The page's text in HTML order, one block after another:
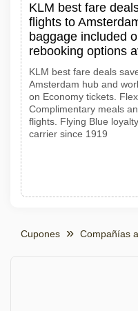
KLM best fare
flights to
baggage included
rebooking options
KLM best fare deals
Amsterdam hub and
on Economy tickets.
Complimentary meals
flights. Flying Blue
carrier since 1919
Cupones Compañías